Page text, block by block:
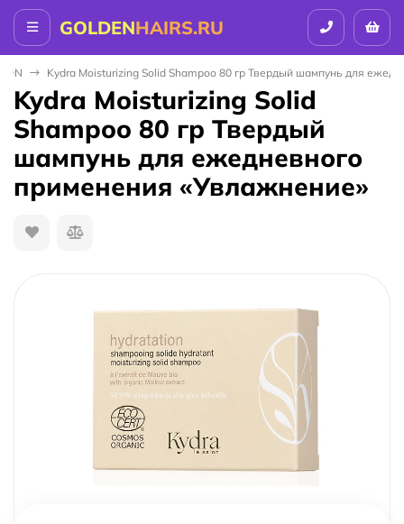
GOLDENHAIRS.RU
Kydra Moisturizing Solid Shampoo 80 гр Твердый шампунь для
Kydra Moisturizing Solid
Shampoo 80 гр Твердый
шампунь для ежедневного
применения «Увлажнение»